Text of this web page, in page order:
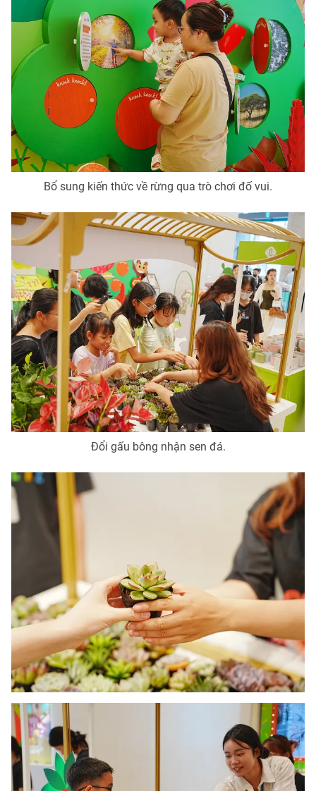
Bổ sung kiến thức về rừng qua trò chơi đố vui.
Đổi gấu bông nhận sen đá.